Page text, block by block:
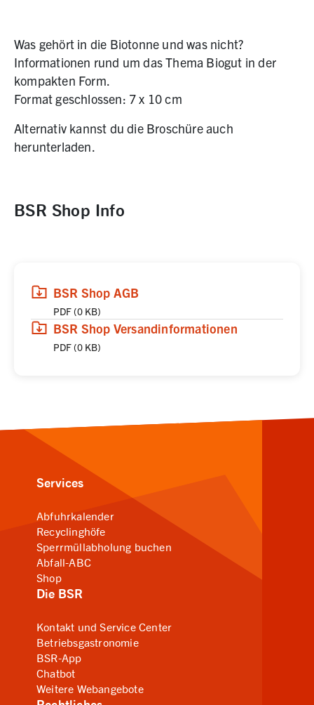
Was gehört in die Biotonne und was nicht?
Informationen rund um das Thema Biogut in der
kompakten Form.
Format geschlossen: 7 x 10 cm
Alternativ kannst du die Broschüre auch
herunterladen.
BSR Shop Info
BSR Shop AGB
(Download,PDF,0 KB
(öffnet in neuem Tab)
PDF(0 KB)
BSR Shop Versandinformationen
(Download,PDF,0 KB)
(öffnet in neuem Tab)
PDF(0 KB)
Services
Abfuhrkalender
Recyclinghöfe
Sperrmüllabholung buchen
Abfall-ABC
Shop
Die BSR
Kontakt und Service Center
Betriebsgastronomie
BSR-App
Chatbot
Weitere Webangebote